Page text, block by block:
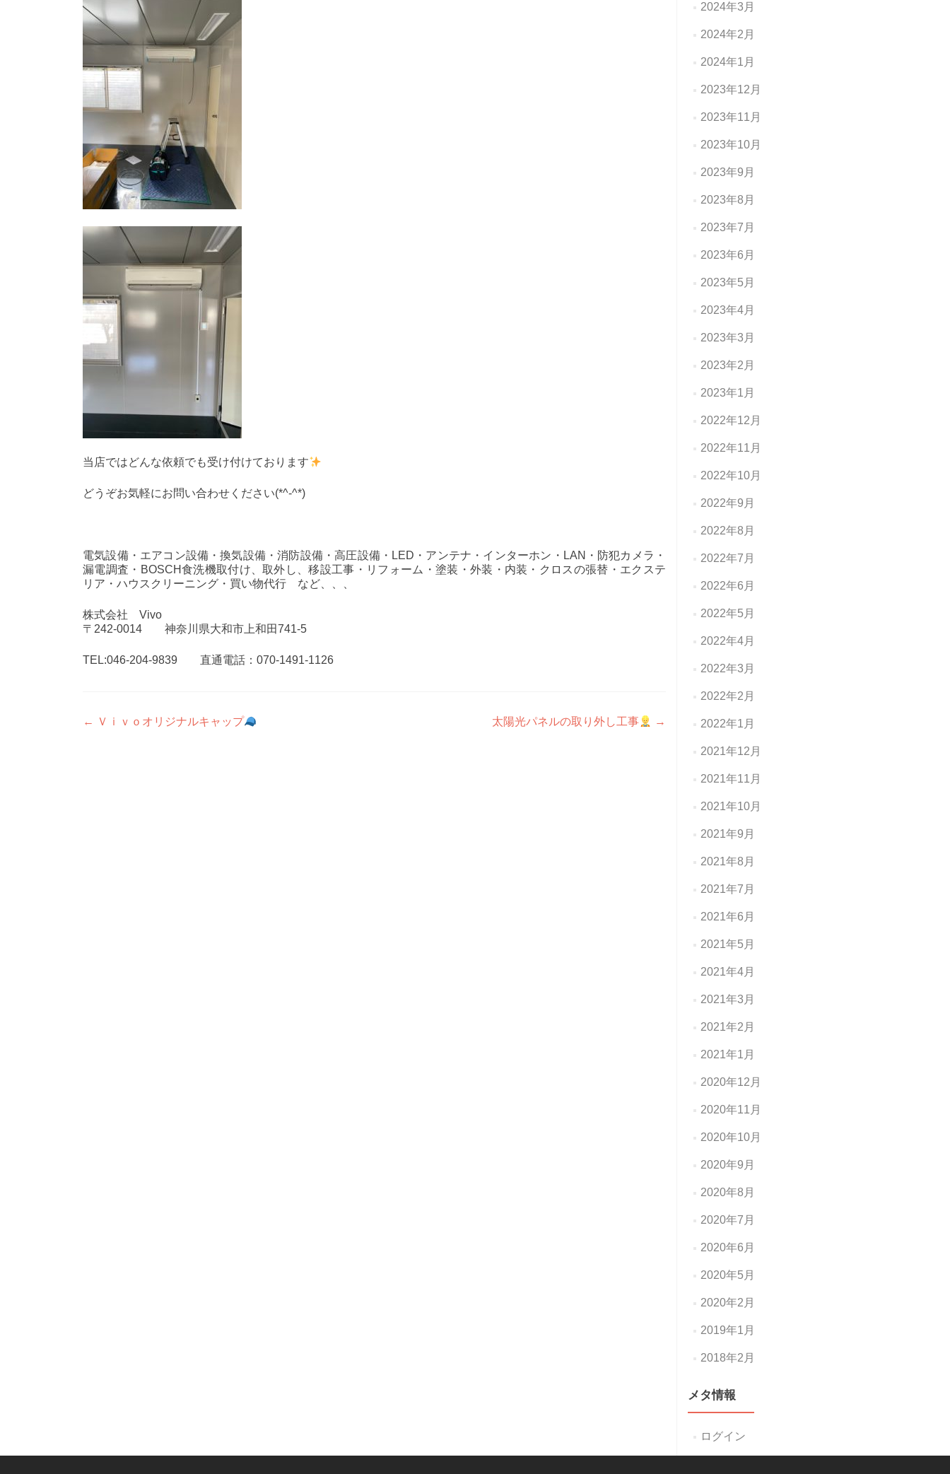
当店ではどんな依頼でも受け付けております
どうぞお気軽にお問い合わせください(*^-^*)
電気設備・エアコン設備・換気設備・消防設備・高圧設備・LED・アンテナ・インターホン・LAN・防犯カメラ・
漏電調査・BOSCH食洗機取付け、取外し、移設工事・リフォーム・塗装・外装・内装・クロスの張替・エクステ
リア・ハウスクリーニング・買い物代行 など、、、
株式会社 Vivo
〒242-0014 神奈川県大和市上和田741-5
TEL:046-204-9839 直通電話：070-1491-1126
投
← Ｖｉｖｏオリジナルキャップ 太陽光パネルの取り外し工事 →
2024年3月
2024年2月
2024年1月
2023年12月
2023年11月
2023年10月
2023年9月
2023年8月
2023年7月
2023年6月
2023年5月
2023年4月
2023年3月
2023年2月
2023年1月
2022年12月
2022年11月
2022年10月
2022年9月
2022年8月
2022年7月
2022年6月
2022年5月
2022年4月
2022年3月
2022年2月
2022年1月
2021年12月
2021年11月
2021年10月
2021年9月
2021年8月
2021年7月
2021年6月
2021年5月
2021年4月
2021年3月
2021年2月
2021年1月
2020年12月
2020年11月
2020年10月
2020年9月
2020年8月
2020年7月
2020年6月
2020年5月
2020年2月
2019年1月
2018年2月
メタ情報
ログイン